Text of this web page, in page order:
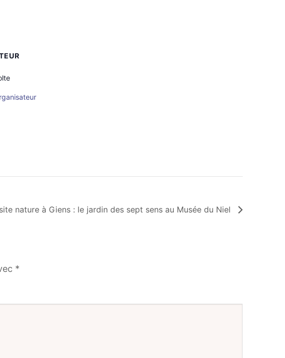
nature à Giens : le jardin des sept sens au Musée du Niel
*